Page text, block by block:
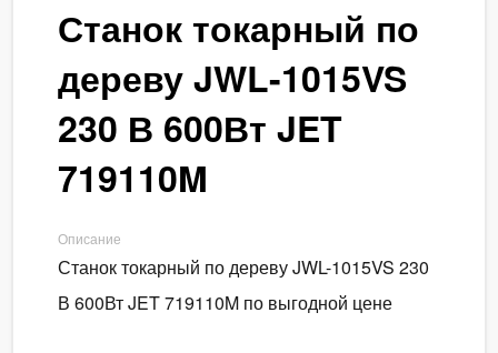
Станок токарный по
дереву JWL-1015VS
230 В 600Вт JET
719110M
Описание
Станок токарный по дереву JWL-1015VS 230
В 600Вт JET 719110M по выгодной цене